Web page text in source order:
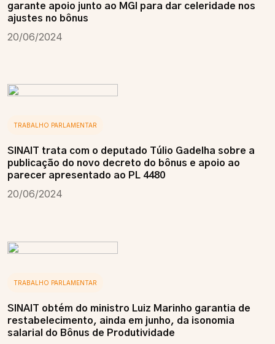
garante apoio junto ao MGI para dar celeridade nos
ajustes no bônus
20/06/2024
TRABALHO PARLAMENTAR
SINAIT trata com o deputado Túlio Gadelha sobre a
publicação do novo decreto do bônus e apoio ao
parecer apresentado ao PL 4480
20/06/2024
TRABALHO PARLAMENTAR
SINAIT obtém do ministro Luiz Marinho garantia de
restabelecimento, ainda em junho, da isonomia
salarial do Bônus de Produtividade